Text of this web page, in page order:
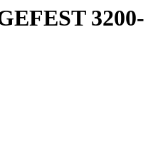
3200-